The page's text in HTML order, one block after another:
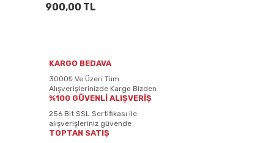
900,00 TL
KARGO BEDAVA
3000₺ Ve Üzeri Tüm
Alışverişlerinizde Kargo Bizden
%100 GÜVENLİ ALIŞVERİŞ
256 Bit SSL Sertifikası ile
alışverişleriniz güvende
TOPTAN SATIŞ